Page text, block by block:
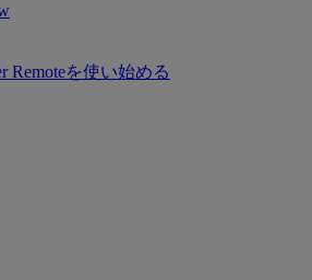
Remoteを使い始める